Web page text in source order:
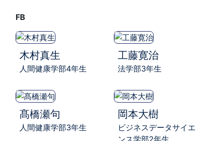
FB
木村真生
人間健康学部4年生
工藤寛治
法学部3年生
髙橋瀬句
人間健康学部3年生
岡本大樹
ビジネスデータサイエ